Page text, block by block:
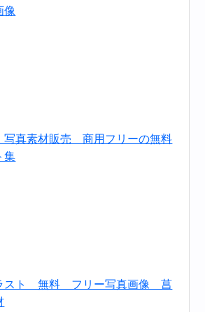
像
真素材販売 商用フリーの無料
集
スト 無料 フリー写真画像 菖